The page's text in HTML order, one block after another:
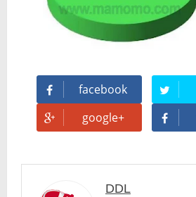
facebook
google+
DDL